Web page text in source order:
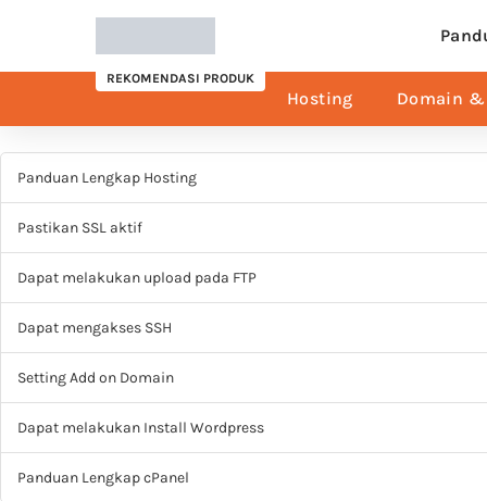
REKOMENDASI PRODUK
Hosting Domain &
Panduan Lengkap Hosting
Pastikan SSL aktif
Dapat melakukan upload pada FTP
Dapat mengakses SSH
Setting Add on Domain
Dapat melakukan Install Wordpress
Panduan Lengkap cPanel